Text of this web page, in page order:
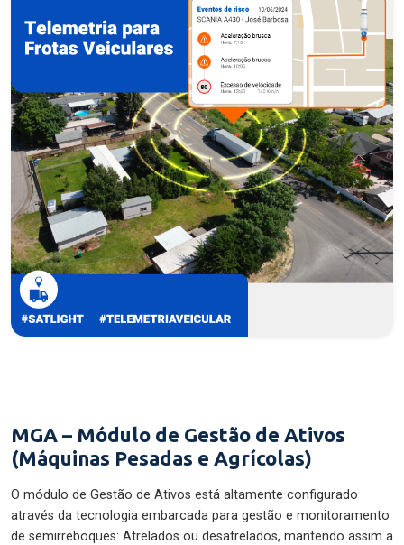
MGA – Módulo de Gestão de Ativos
(Máquinas Pesadas e Agrícolas)
O módulo de Gestão de Ativos está altamente configurado
através da tecnologia embarcada para gestão e monitoramento
de semirreboques: Atrelados ou desatrelados, mantendo assim a